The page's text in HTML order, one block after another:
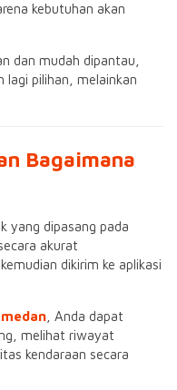
kebutuhan akan
dan mudah dipantau,
lagi pilihan, melainkan
Bagaimana
yang dipasang pada
akurat
dikirim ke aplikasi
, Anda dapat
melihat riwayat
kendaraan secara